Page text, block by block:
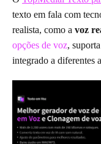
texto em fala com
realista, como a voz
opções de voz,
integrado a diferentes